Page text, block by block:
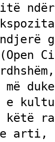
e
këtë
arti,